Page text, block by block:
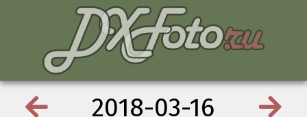
2018-03-16